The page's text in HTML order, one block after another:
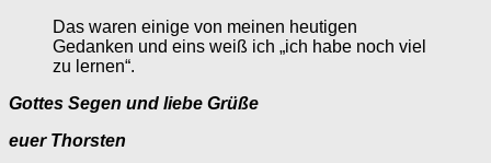
Das waren einige von meinen heutigen
Gedanken und eins weiß ich „ich habe noch viel
zu lernen“.
Gottes Segen und liebe Grüße
euer Thorsten